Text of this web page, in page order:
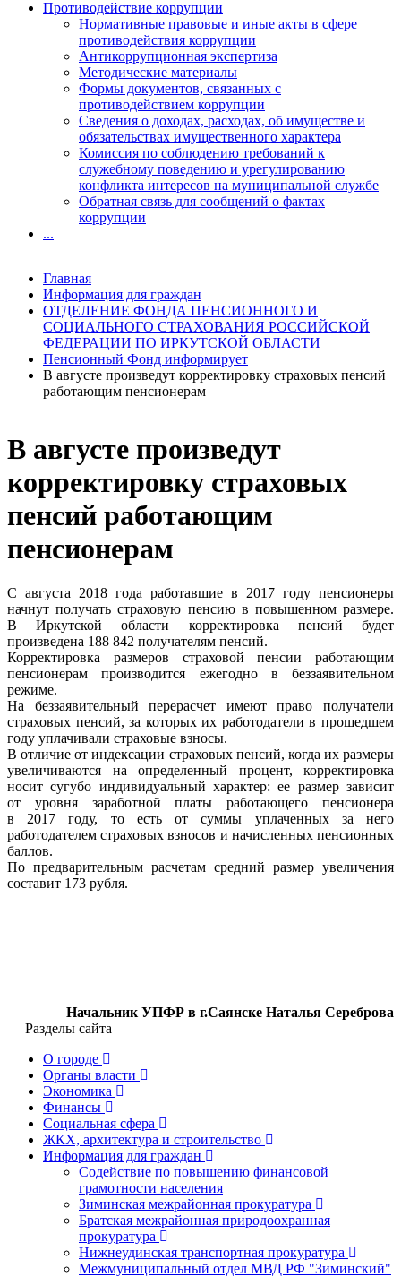
В августе произведут
корректировку страховых
пенсий работающим
пенсионерам
С августа 2018 года работавшие в 2017 году пенсионеры
начнут получать страховую пенсию в повышенном размере.
В Иркутской области корректировка пенсий будет
произведена 188 842 получателям пенсий.
Корректировка размеров страховой пенсии работающим
пенсионерам производится ежегодно в беззаявительном
режиме.
На беззаявительный перерасчет имеют право получатели
страховых пенсий, за которых их работодатели в прошедшем
году уплачивали страховые взносы.
В отличие от индексации страховых пенсий, когда их размеры
увеличиваются на определенный процент, корректировка
носит сугубо индивидуальный характер: ее размер зависит
от уровня заработной платы работающего пенсионера
в 2017 году, то есть от суммы уплаченных за него
работодателем страховых взносов и начисленных пенсионных
баллов.
По предварительным расчетам средний размер увеличения
составит 173 рубля.
Начальник УПФР в г.Саянске Наталья Сереброва
Разделы сайта
О городе
Органы власти
Экономика
Финансы
Социальная сфера
ЖКХ, архитектура и строительство
Информация для граждан
Содействие по повышению финансовой
грамотности населения
Зиминская межрайонная прокуратура
Братская межрайонная природоохранная
прокуратура
Нижнеудинская транспортная прокуратура
Межмуниципальный отдел МВД РФ "Зиминский"
Противодействие коррупции
Нормативные правовые и иные акты в сфере
противодействия коррупции
Антикоррупционная экспертиза
Методические материалы
Формы документов, связанных с
противодействием коррупции
Сведения о доходах, расходах, об имуществе и
обязательствах имущественного характера
Комиссия по соблюдению требований к
служебному поведению и урегулированию
конфликта интересов на муниципальной службе
Обратная связь для сообщений о фактах
коррупции
...
Главная
Информация для граждан
ОТДЕЛЕНИЕ ФОНДА ПЕНСИОННОГО И
СОЦИАЛЬНОГО СТРАХОВАНИЯ РОССИЙСКОЙ
ФЕДЕРАЦИИ ПО ИРКУТСКОЙ ОБЛАСТИ
Пенсионный Фонд информирует
В августе произведут корректировку страховых пенсий
работающим пенсионерам